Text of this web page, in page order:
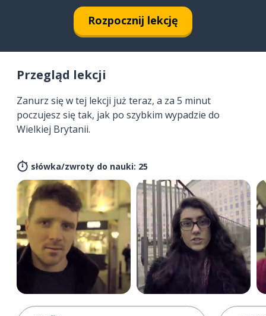
Rozpocznij lekcję
Przegląd lekcji
Zanurz się w tej lekcji już teraz, a za 5 minut
poczujesz się tak, jak po szybkim wypadzie do
Wielkiej Brytanii.
słówka/zwroty do nauki: 25